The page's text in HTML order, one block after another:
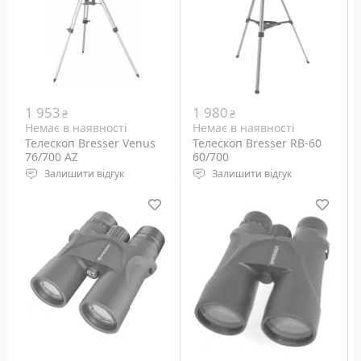
1 953₴
Немає в наявності
Телескоп Bresser Venus
76/700 AZ
Залишити відгук
Діаметр об'єктива: 76 мм
Монтування:
Азімутальне
1 980₴
Немає в наявності
Телескоп Bresser RB-60
60/700
Залишити відгук
Діаметр об'єктива: 60 ​​мм
Монтування:
Азімутальне